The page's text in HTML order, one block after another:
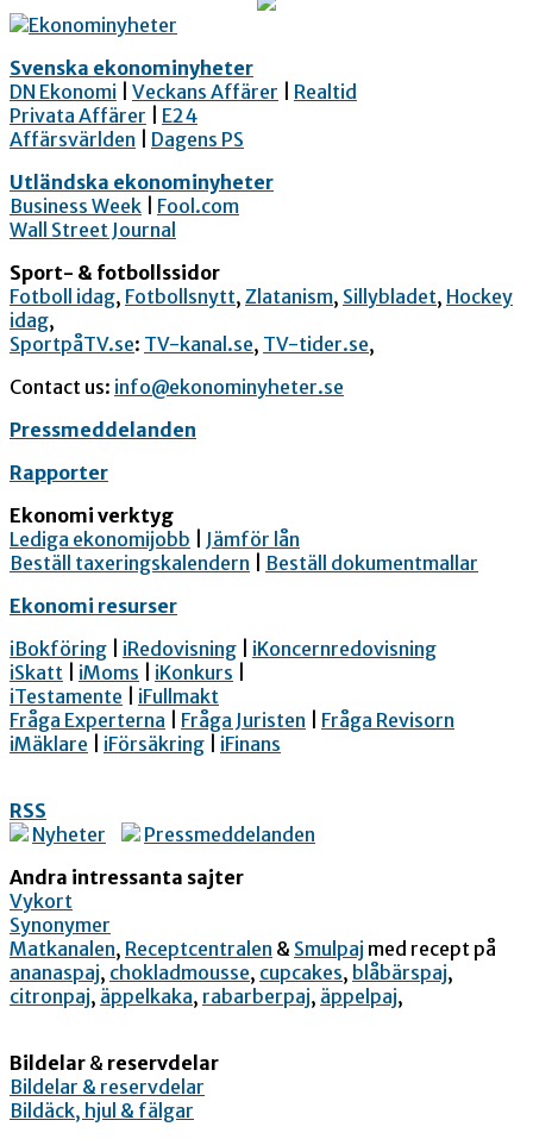
Svenska ekonominyheter
DN Ekonomi
Veckans Affärer
Realtid
Privata Affärer
E24
Affärsvärlden
Dagens PS
Utländska ekonominyheter
Business Week
Fool.com
Wall Street Journal
Sport- & fotbollssidor
Fotboll idag, Fotbollsnytt, Zlatanism, Sillybladet, Hockey
idag,
SportpåTV.se: TV-kanal.se, TV-tider.se,
Contact us: info@ekonominyheter.se
Pressmeddelanden
Rapporter
Ekonomi verktyg
Lediga ekonomijobb
Jämför lån
Beställ taxeringskalendern
Beställ dokumentmallar
Ekonomi resurser
iBokföring
iRedovisning
iKoncernredovisning
iSkatt
iMoms iKonkurs
iTestamente
iFullmakt
Fråga Experterna
Fråga Juristen
Fråga Revisorn
iMäklare
iFörsäkring iFinans
RSS
Nyheter
Pressmeddelanden
Andra intressanta sajter
Vykort
Synonymer
Matkanalen, Receptcentralen & Smulpaj med recept på
ananaspaj, chokladmousse, cupcakes, blåbärspaj,
citronpaj, äppelkaka, rabarberpaj, äppelpaj,
Bildelar & reservdelar
Bildelar & reservdelar
Bildäck, hjul & fälgar